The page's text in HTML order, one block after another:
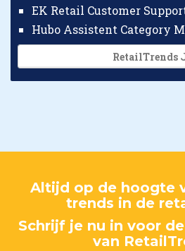
EK Retail Customer
Hubo Assistent Category
RetailTrends
Altijd op de hoogte
trends in de
Schrijf je nu in voor
van